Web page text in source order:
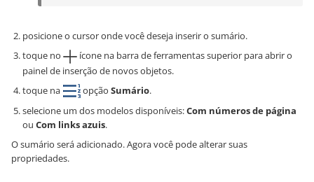
posicione o cursor onde você deseja inserir o sumário.
toque no
ícone na barra de ferramentas superior para abrir o
painel de inserção de novos objetos.
toque na
opção Sumário.
selecione um dos modelos disponíveis:Com números de página
ou Com links azuis.
O sumário será adicionado. Agora você pode alterar suas
propriedades.